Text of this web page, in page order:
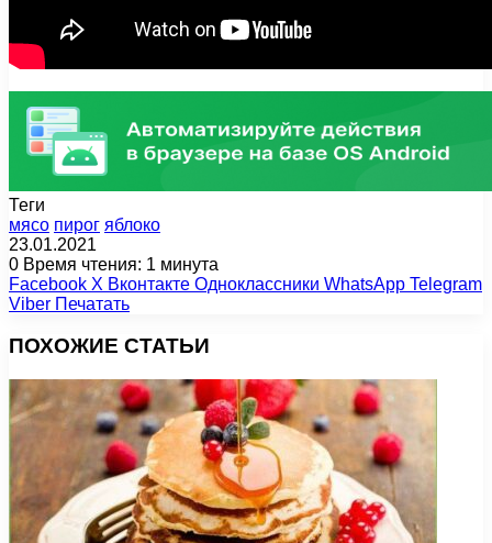
Теги
мясо пирог яблоко
23.01.2021
0 Время чтения: 1 минута
Facebook X Вконтакте Одноклассники WhatsApp Telegram
Viber Печатать
ПОХОЖИЕ СТАТЬИ